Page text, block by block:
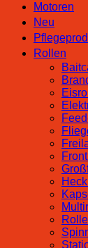
Motoren
Neu
Rollen